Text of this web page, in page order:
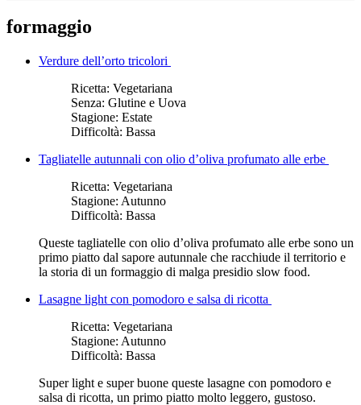
formaggio
Verdure dell’orto tricolori
Ricetta: Vegetariana
Senza: Glutine e Uova
Stagione: Estate
Difficoltà: Bassa
Tagliatelle autunnali con olio d’oliva profumato alle erbe
Ricetta: Vegetariana
Stagione: Autunno
Difficoltà: Bassa
Queste tagliatelle con olio d’oliva profumato alle erbe sono un
primo piatto dal sapore autunnale che racchiude il territorio e
la storia di un formaggio di malga presidio slow food.
Lasagne light con pomodoro e salsa di ricotta
Ricetta: Vegetariana
Stagione: Autunno
Difficoltà: Bassa
Super light e super buone queste lasagne con pomodoro e
salsa di ricotta, un primo piatto molto leggero, gustoso.